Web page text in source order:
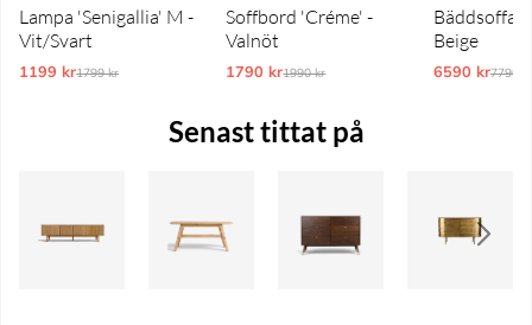
Lampa 'Senigallia' M -
Vit/Svart
1199 krOrdinarie pris:
1799 kr
Soffbord 'Créme' -
Valnöt
1790 krOrdinarie pris:
1990 kr
Bäddsoffa
Beige
6590 kr7790 kr
Senast tittat på